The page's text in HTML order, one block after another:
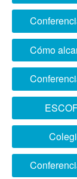
Cómo